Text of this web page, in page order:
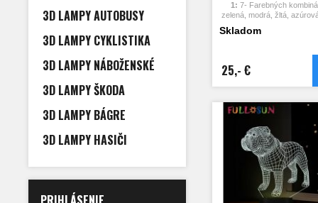
3D LAMPY AUTOBUSY
3D LAMPY CYKLISTIKA
3D LAMPY NÁBOŽENSKÉ
3D LAMPY ŠKODA
3D LAMPY BÁGRE
3D LAMPY HASIČI
1: 7- Farebných
zelená, modrá, žltá,
rozsvieti jedna farba,
ďalšia farba.
3:Automaticky režim
dotykové tlačidlo na
4:S napájacím adaptérom
pripojiť k domácej zásuvke
USB počítača. Možnosť
Úspora energie. Výkon:
hodín, Životnosť LED:
Táto lampa môže byť
spálni, detskej izbe,
obchode, kaviarni,
dekoratívne
Skladom
25,- €